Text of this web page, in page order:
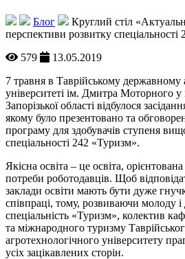
Блог
Круглий стіл
перспективи розвитку спеціальності
579
13.05.2019
7 травня в Таврійському державному
університеті ім. Дмитра Моторного
Запорізької області відбулося
якому було презентовано та
програму для здобувачів ступеня
спеціальності 242 «Туризм».
Якісна освіта – це освіта,
потреби роботодавців. Щоб
заклади освіти мають бути дуже
співпраці, тому, розвиваючи молоду
спеціальність «Туризм», колектив
та міжнародного туризму
агротехнологічного університету
усіх зацікавлених сторін.